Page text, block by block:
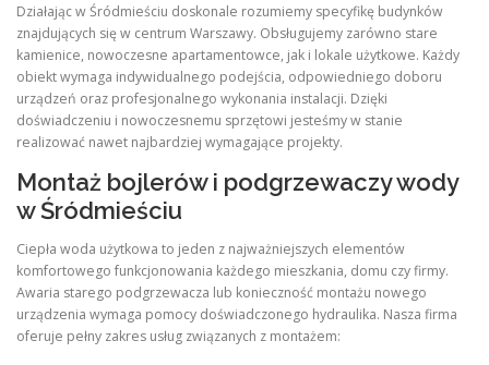
Działając w Śródmieściu doskonale rozumiemy specyfikę budynków
znajdujących się w centrum Warszawy. Obsługujemy zarówno stare
kamienice, nowoczesne apartamentowce, jak i lokale użytkowe. Każdy
obiekt wymaga indywidualnego podejścia, odpowiedniego doboru
urządzeń oraz profesjonalnego wykonania instalacji. Dzięki
doświadczeniu i nowoczesnemu sprzętowi jesteśmy w stanie
realizować nawet najbardziej wymagające projekty.
Montaż bojlerów i podgrzewaczy wody
w Śródmieściu
Ciepła woda użytkowa to jeden z najważniejszych elementów
komfortowego funkcjonowania każdego mieszkania, domu czy firmy.
Awaria starego podgrzewacza lub konieczność montażu nowego
urządzenia wymaga pomocy doświadczonego hydraulika. Nasza firma
oferuje pełny zakres usług związanych z montażem: